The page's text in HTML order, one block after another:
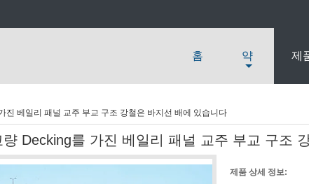
홈 약 제
진 베일리 패널 교주 부교 구조 강철은 바지선 배에 있습니다
량 Decking를 가진 베일리 패널 교주 부교 구조
제품 상세 정보: